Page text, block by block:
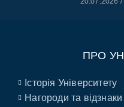
ПРО
Історія Університету
Нагороди та відзнаки